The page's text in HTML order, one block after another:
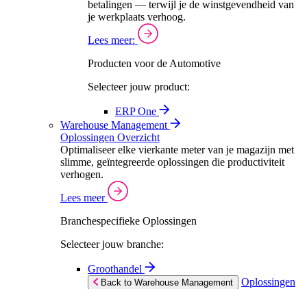
betalingen — terwijl je de winstgevendheid van
je werkplaats verhoog.
Lees meer:
Producten voor de Automotive
Selecteer jouw product:
ERP One
Warehouse Management
Oplossingen Overzicht
Optimaliseer elke vierkante meter van je magazijn met
slimme, geïntegreerde oplossingen die productiviteit
verhogen.
Lees meer
Branchespecifieke Oplossingen
Selecteer jouw branche:
Groothandel
Back to Warehouse Management
Oplossingen